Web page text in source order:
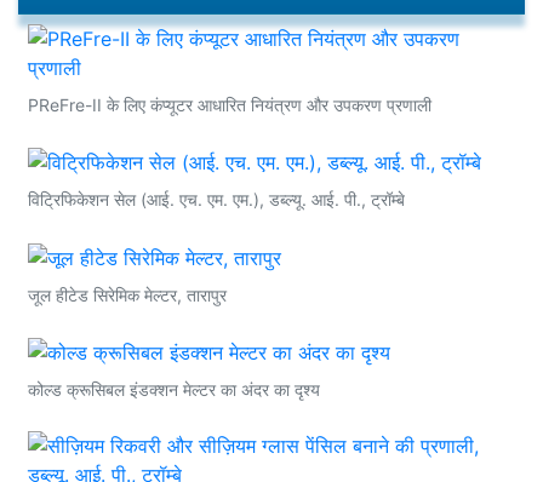
PReFre-II के लिए कंप्यूटर आधारित नियंत्रण और उपकरण प्रणाली
विट्रिफिकेशन सेल (आई. एच. एम. एम.), डब्ल्यू. आई. पी., ट्रॉम्बे
जूल हीटेड सिरेमिक मेल्टर, तारापुर
कोल्ड क्रूसिबल इंडक्शन मेल्टर का अंदर का दृश्य